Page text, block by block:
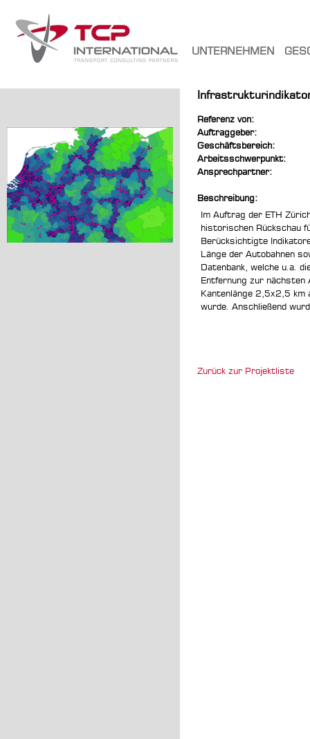
UNTERNEHMEN
Referenz von:
Auftraggeber:
Geschäftsbereich:
Arbeitsschwerpunkt:
Ansprechpartner:
Beschreibung:
Im Auftrag der ETH
historischen Rückschau
Berücksichtigte
Länge der Autobahnen
Datenbank, welche u.a.
Entfernung zur nächsten
Kantenlänge 2,5x2,5 km
wurde. Anschließend
Zurück zur Projektliste